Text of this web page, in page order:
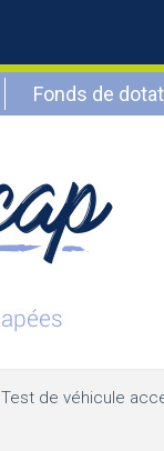
Fonds de
Test de véhicule